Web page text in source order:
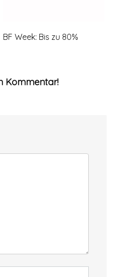
BF Week: Bis zu 80%
Kommentar!